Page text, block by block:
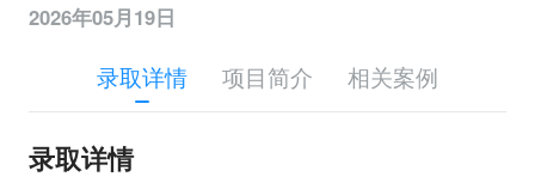
2026年05月19日
录取详情 项目简介 相关案例
录取详情